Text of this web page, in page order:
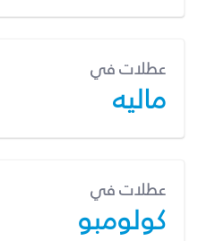
عطلات في
ماليه
عطلات في
كولومبو